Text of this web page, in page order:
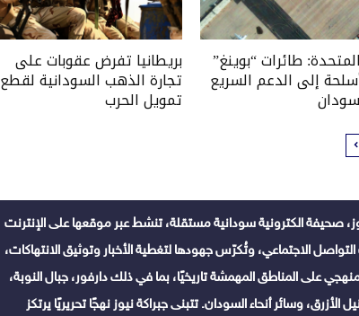
طائرات “بوينغ”
إلى الدعم السريع
بريطانيا تفرض عقوبات على
تجارة الذهب السودانية لقطع
تمويل الحرب
صحيفة الكترونية سودانية مستقلة، تنشط عبر موقعها على الإنترنت
الاجتماعي، وتُكرّس جهودها لتغطية الأخبار وتوثيق الانتهاكات،
على المناطق المهمشة تاريخيًا، بما في ذلك دارفور، جبال النوبة،
الأزرق، وسائر أنحاء السودان. تتبنى جبراكة نيوز نهجًا تحريريًا يرتكز